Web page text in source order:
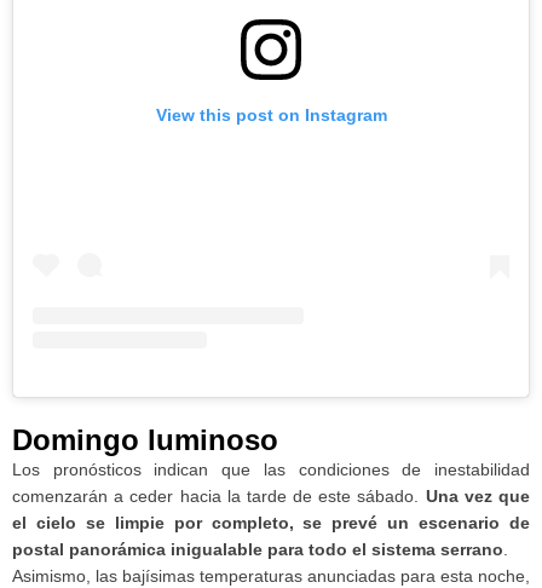
View this post on Instagram
Domingo luminoso
Los pronósticos indican que las condiciones de inestabilidad
comenzarán a ceder hacia la tarde de este sábado. Una vez que
el cielo se limpie por completo, se prevé un escenario de
postal panorámica inigualable para todo el sistema serrano.
Asimismo, las bajísimas temperaturas anunciadas para esta noche,